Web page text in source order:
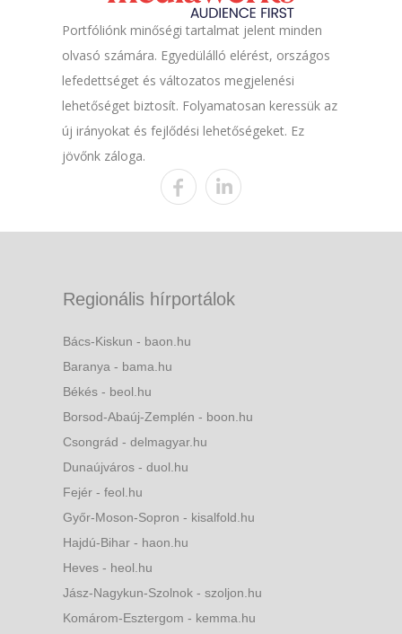
Portfóliónk minőségi tartalmat jelent minden
olvasó számára. Egyedülálló elérést, országos
lefedettséget és változatos megjelenési
lehetőséget biztosít. Folyamatosan keressük az
új irányokat és fejlődési lehetőségeket. Ez
jövőnk záloga.
Regionális hírportálok
Bács-Kiskun - baon.hu
Baranya - bama.hu
Békés - beol.hu
Borsod-Abaúj-Zemplén - boon.hu
Csongrád - delmagyar.hu
Dunaújváros - duol.hu
Fejér - feol.hu
Győr-Moson-Sopron - kisalfold.hu
Hajdú-Bihar - haon.hu
Heves - heol.hu
Jász-Nagykun-Szolnok - szoljon.hu
Komárom-Esztergom - kemma.hu